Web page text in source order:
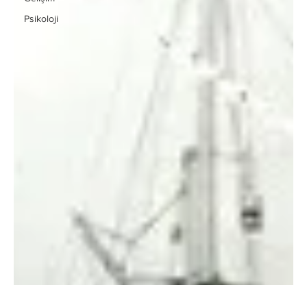
Psikoloji